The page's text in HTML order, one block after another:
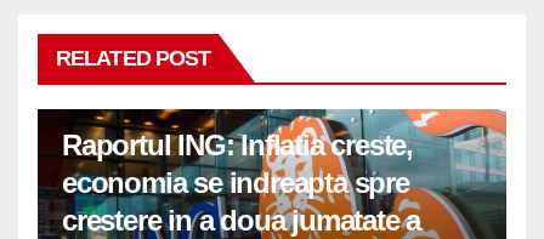
RELATED POST
Raportul ING: Inflatia creste,
economia se indreapta spre
crestere in a doua jumatate a